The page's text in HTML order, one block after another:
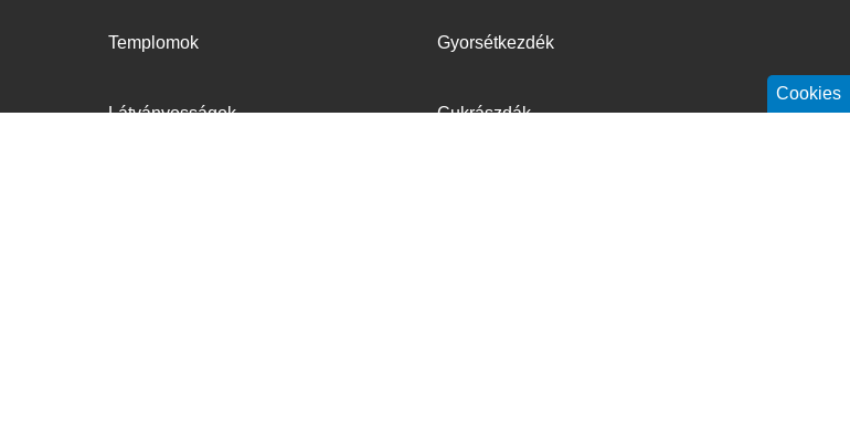
Cookies
Templomok
Látványosságok
Gyorsétkezdék
Cukrászdák